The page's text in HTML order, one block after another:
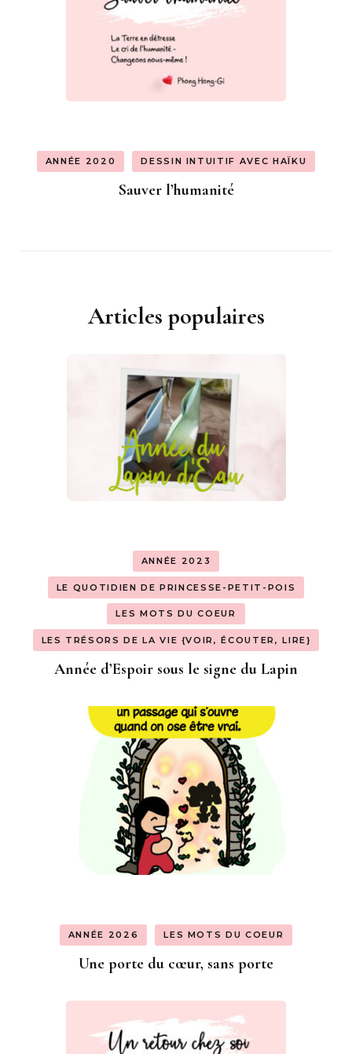
ANNÉE 2020 DESSIN INTUITIF AVEC HAÏKU
Sauver l’humanité
Articles populaires
ANNÉE 2023
LE QUOTIDIEN DE PRINCESSE-PETIT-POIS
LES MOTS DU COEUR
LES TRÉSORS DE LA VIE {VOIR, ÉCOUTER, LIRE}
Année d’Espoir sous le signe du Lapin
ANNÉE 2026 LES MOTS DU COEUR
Une porte du cœur, sans porte